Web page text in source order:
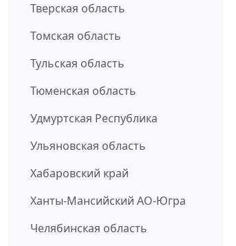
Тверская область
Томская область
Тульская область
Тюменская область
Удмуртская Республика
Ульяновская область
Хабаровский край
Ханты-Мансийский АО-Югра
Челябинская область